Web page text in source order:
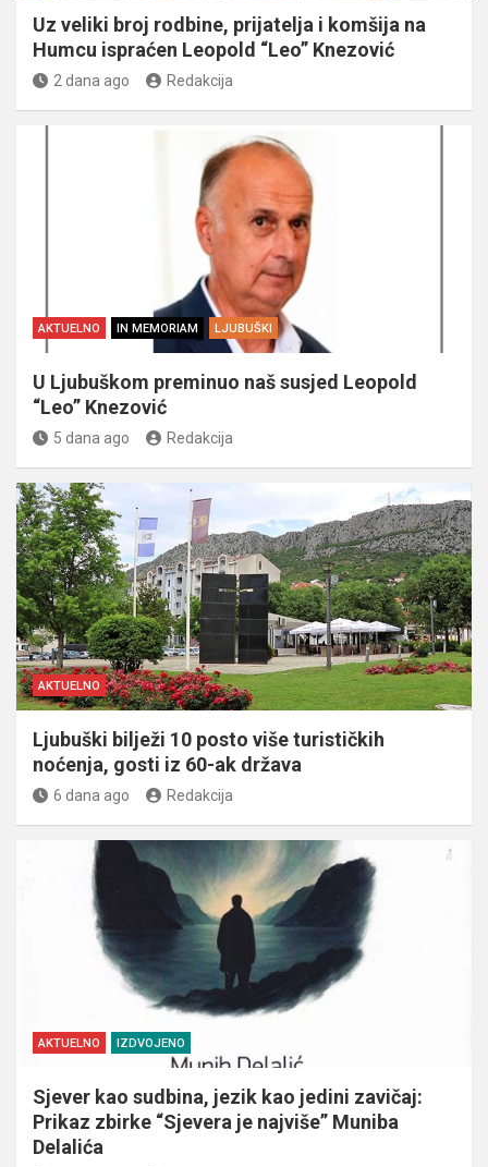
Uz veliki broj rodbine, prijatelja i komšija na
Humcu ispraćen Leopold “Leo” Knezović
2 dana ago Redakcija
AKTUELNO IN MEMORIAM LJUBUŠKI
U Ljubuškom preminuo naš susjed Leopold
“Leo” Knezović
5 dana ago Redakcija
AKTUELNO
Ljubuški bilježi 10 posto više turističkih
noćenja, gosti iz 60-ak država
6 dana ago Redakcija
AKTUELNO IZDVOJENO
Sjever kao sudbina, jezik kao jedini zavičaj:
Prikaz zbirke “Sjevera je najviše” Muniba
Delalića